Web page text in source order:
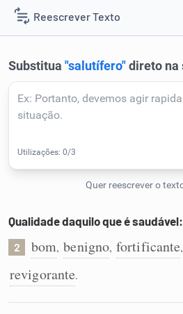
Reescrever Texto
Corrigir Texto
Humanizador de IA
Cata-letras
Conexões
1 higiênico,sadio
Qualidade daquilo que é saudável:
2 bom, benigno, fortificante,
revigorante.